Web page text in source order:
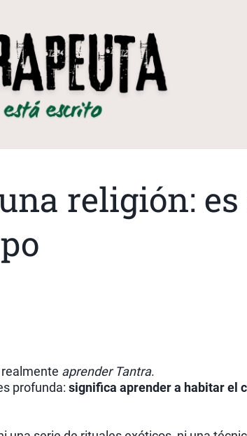
religión:
aprender Tantra.
profunda: significa aprender a habitar el